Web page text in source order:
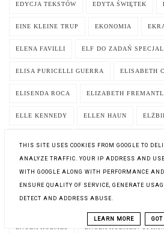
EDYCJA TEKSTÓW EDYTA ŚWIĘTEK
EINE KLEINE TRUP EKONOMIA
ELENA FAVILLI ELF DO ZADAŃ
ELISA PURICELLI GUERRA ELISABETH
ELISENDA ROCA ELIZABETH
ELLE KENNEDY ELLEN HAUN
EMIL LUDWIG EMILIA JABŁONOWSKA
EMILIA PEREZ EMILY BRONTË
ENOLA HOLMES.
THIS SITE USES COOKIES FROM GOOGLE TO
ANALYZE TRAFFIC. YOUR IP ADDRESS AND
WITH GOOGLE ALONG WITH PERFORMANCE
ENSURE QUALITY OF SERVICE, GENERATE
DETECT AND ADDRESS ABUSE.
LEARN MORE